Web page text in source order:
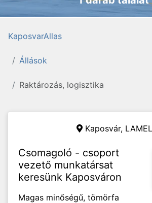
KaposvarAllas
Állások
Raktározás, logisztika
Kaposvár,
Csomagoló - csoport
vezető munkatársat
keresünk Kaposváron
Magas minőségű, tömörfa